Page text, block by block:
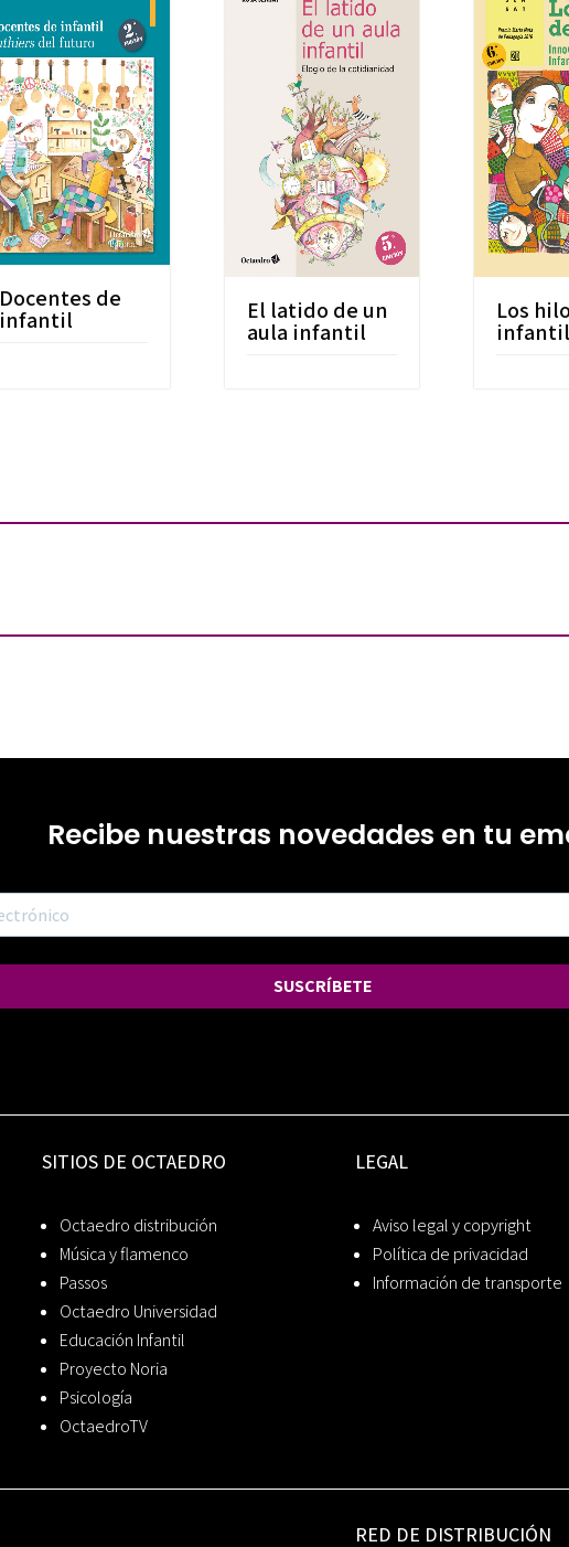
Docentes de
infantil El latido de un
aula infantil
Los
infantil
Recibe nuestras novedades en tu
SUSCRÍBETE
SITIOS DE OCTAEDRO
Octaedro distribución
Música y flamenco
Passos
Octaedro Universidad
Educación Infantil
Proyecto Noria
Psicología
OctaedroTV
LEGAL
Aviso legal y copyright
Política de privacidad
Información de transporte
RED DE DISTRIBUCIÓN